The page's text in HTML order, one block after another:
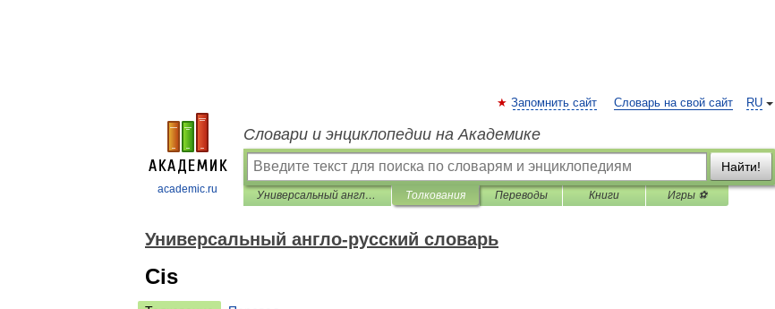
academic.ru
RU
Запомнить сайт Словарь на свой сайт
Словари и энциклопедии на Академике
Найти!
Универсальный англо-русский словарь Толкования Переводы Книги Игры ⚽
Универсальный англо-русский словарь
Cis